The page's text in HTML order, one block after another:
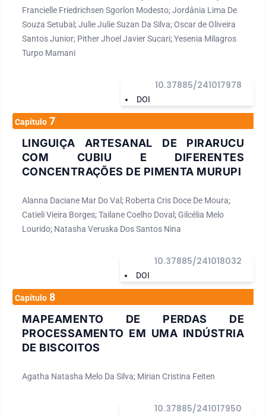
Francielle Friedrichsen Sgorlon Modesto; Jordânia Lima De
Souza Setubal; Julie Julie Suzan Da Silva; Oscar de Oliveira
Santos Junior; Pither Jhoel Javier Sucari; Yesenia Milagros
Turpo Mamani
DOI
10.37885/241017978
Capítulo 7
LINGUIÇA ARTESANAL DE PIRARUCU
COM CUBIU E DIFERENTES
CONCENTRAÇÕES DE PIMENTA MURUPI
Alanna Daciane Mar Do Val; Roberta Cris Doce De Moura;
Catieli Vieira Borges; Tailane Coelho Doval; Gilcélia Melo
Lourido; Natasha Veruska Dos Santos Nina
DOI
10.37885/241018032
Capítulo 8
MAPEAMENTO DE PERDAS DE
PROCESSAMENTO EM UMA INDÚSTRIA
DE BISCOITOS
Agatha Natasha Melo Da Silva; Mirian Cristina Feiten
10.37885/241017950